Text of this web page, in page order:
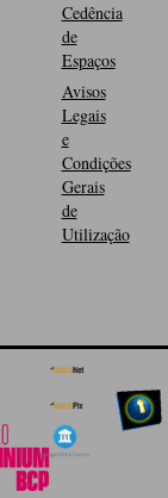
Cedência
de
Espaços
Avisos
Legais
e
Condições
Gerais
de
Utilização